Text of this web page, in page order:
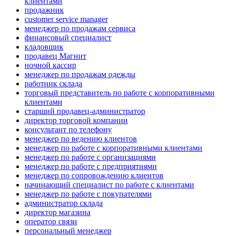
продажник
customer service manager
менеджер по продажам сервиса
финансовый специалист
кладовщик
продавец Магнит
ночной кассир
менеджер по продажам одежды
работник склада
торговый представитель по работе с корпоративными
клиентами
старший продавец-администратор
директор торговой компании
консультант по телефону
менеджер по ведению клиентов
менеджер по работе с корпоративными клиентами
менеджер по работе с организациями
менеджер по работе с предприятиями
менеджер по сопровождению клиентов
начинающий специалист по работе с клиентами
менеджер по работе с покупателями
администратор склада
директор магазина
оператор связи
персональный менеджер